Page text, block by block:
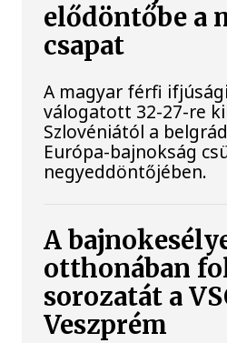
elődöntőbe a
csapat
A magyar férfi
válogatott 32-27-re
Szlovéniától a
Európa-bajnokság
negyeddöntőjében.
A
otthonában
sorozatát a
Veszprém